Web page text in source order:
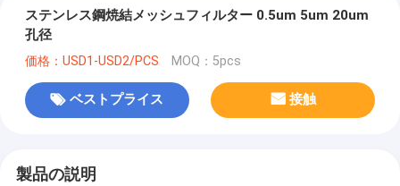
ステンレス鋼焼結メッシュフィルター 0.5um 5um 20um
孔径
価格：USD1-USD2/PCS MOQ：5pcs
ベストプライス 接触
製品の説明